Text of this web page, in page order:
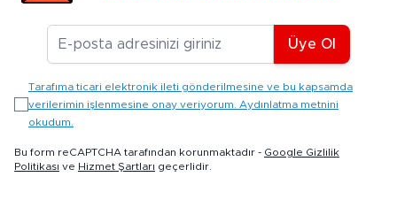
E-posta Adresiniz
Üye Ol
Tarafıma ticari elektronik ileti gönderilmesine ve bu kapsamda
verilerimin işlenmesine onay veriyorum. Aydınlatma metnini
okudum.
Bu form reCAPTCHA tarafından korunmaktadır - Google Gizlilik
Politikası ve Hizmet Şartları geçerlidir.